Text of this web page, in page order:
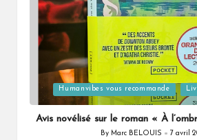
Posted
in
Humanvibes vous recommande
Avis novélisé sur le roman « À
By Marc BELOUIS 7 avril